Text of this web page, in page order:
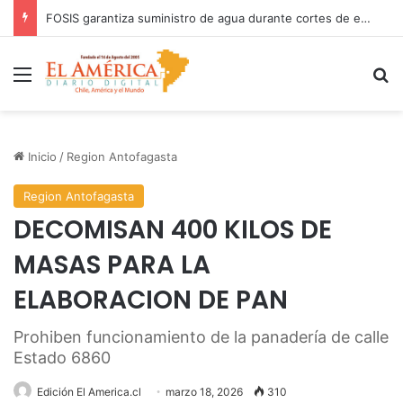
FOSIS garantiza suministro de agua durante cortes de energía a más de 900 vecinos de Antofagasta
Menú
Inicio / Region Antofagasta
Region Antofagasta
DECOMISAN 400 KILOS DE
MASAS PARA LA
ELABORACION DE PAN
Prohiben funcionamiento de la panadería de calle
Estado 6860
Edición El America.cl marzo 18, 2026 310